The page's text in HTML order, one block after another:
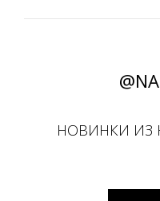
НОВИНКИ ИЗ